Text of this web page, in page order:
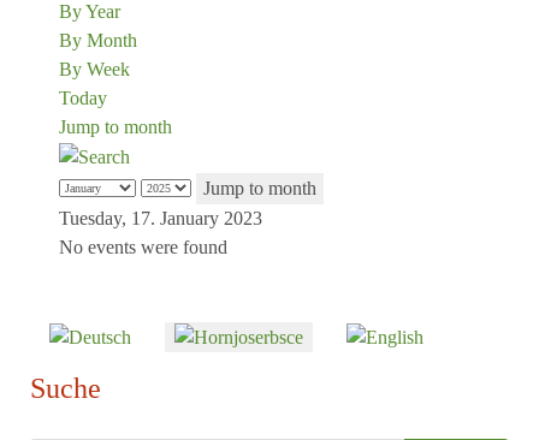
By Year
By Month
By Week
Today
Jump to month
Jump to month
Tuesday, 17. January 2023
No events were found
Sprache auswählen
Suche